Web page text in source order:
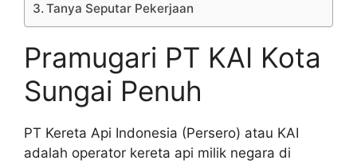
Tanya Seputar Pekerjaan
Pramugari PT KAI Kota
Sungai Penuh
PT Kereta Api Indonesia (Persero) atau KAI
adalah operator kereta api milik negara di